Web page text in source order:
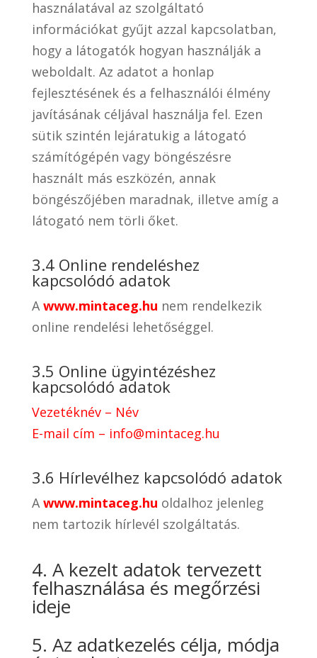
használatával az szolgáltató
információkat gyűjt azzal kapcsolatban,
hogy a látogatók hogyan használják a
weboldalt. Az adatot a honlap
fejlesztésének és a felhasználói élmény
javításának céljával használja fel. Ezen
sütik szintén lejáratukig a látogató
számítógépén vagy böngészésre
használt más eszközén, annak
böngészőjében maradnak, illetve amíg a
látogató nem törli őket.
3.4 Online rendeléshez
kapcsolódó adatok
Awww.mintaceg.hu nem rendelkezik
online rendelési lehetőséggel.
3.5 Online ügyintézéshez
kapcsolódó adatok
Vezetéknév – Név
E-mail cím – info@mintaceg.hu
3.6 Hírlevélhez kapcsolódó adatok
Awww.mintaceg.hu oldalhoz jelenleg
nem tartozik hírlevél szolgáltatás.
4. A kezelt adatok tervezett
felhasználása és megőrzési
ideje
5. Az adatkezelés célja, módja